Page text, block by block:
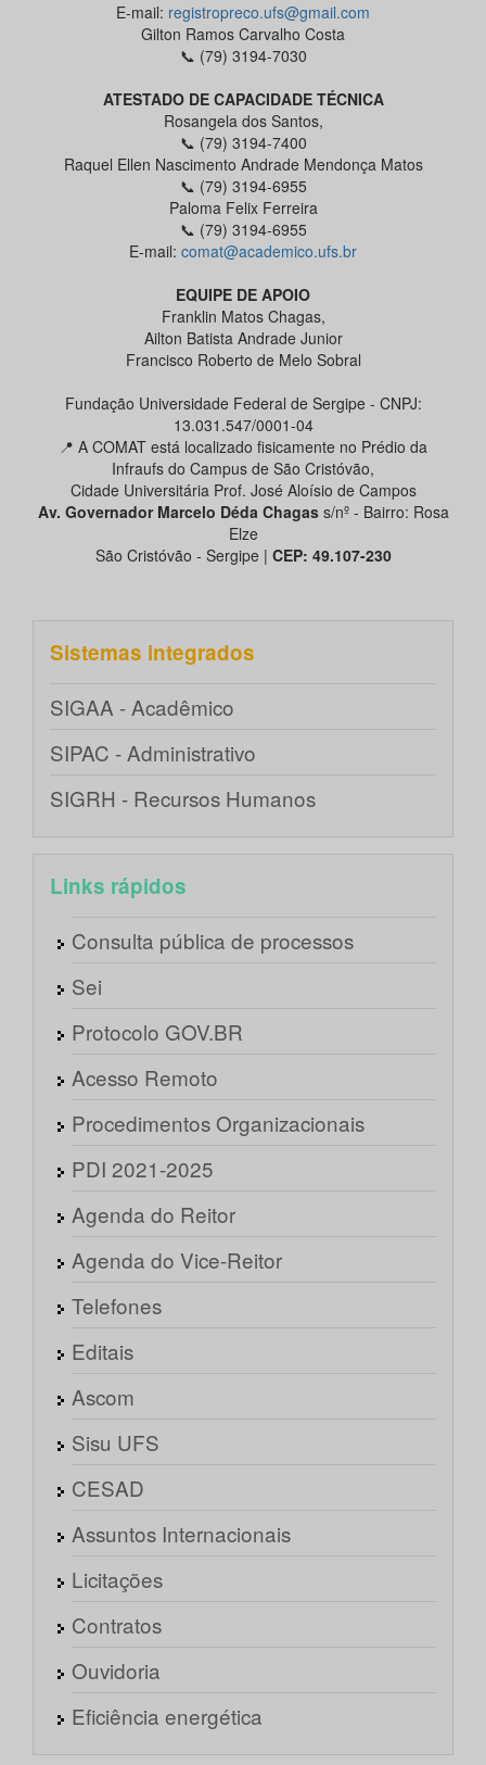
E-mail: registropreco.ufs@gmail.com
Gilton Ramos Carvalho Costa
📞 (79) 3194-7030
ATESTADO DE CAPACIDADE TÉCNICA
Rosangela dos Santos,
📞 (79) 3194-7400
Raquel Ellen Nascimento Andrade Mendonça Matos
📞 (79) 3194-6955
Paloma Felix Ferreira
📞 (79) 3194-6955
E-mail: comat@academico.ufs.br
EQUIPE DE APOIO
Franklin Matos Chagas,
Ailton Batista Andrade Junior
Francisco Roberto de Melo Sobral
Fundação Universidade Federal de Sergipe - CNPJ:
13.031.547/0001-04
📍 A COMAT está localizado fisicamente no Prédio da
Infraufs do Campus de São Cristóvão,
Cidade Universitária Prof. José Aloísio de Campos
Av. Governador Marcelo Déda Chagass/nº - Bairro: Rosa
Elze
São Cristóvão - Sergipe | CEP: 49.107-230
Sistemas integrados
SIGAA - Acadêmico
SIPAC - Administrativo
SIGRH - Recursos Humanos
Links rápidos
Consulta pública de processos
Sei
Protocolo GOV.BR
Acesso Remoto
Procedimentos Organizacionais
PDI 2021-2025
Agenda do Reitor
Agenda do Vice-Reitor
Telefones
Editais
Ascom
Sisu UFS
CESAD
Assuntos Internacionais
Licitações
Contratos
Ouvidoria
Eficiência energética